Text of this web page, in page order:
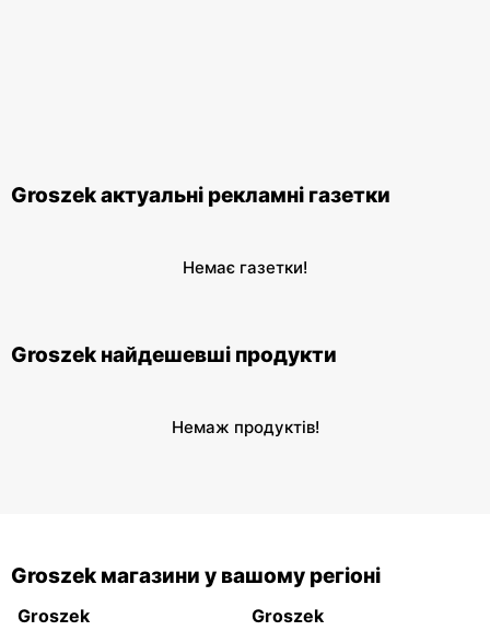
Groszek актуальні рекламні газетки
Немає газетки!
Groszek найдешевші продукти
Немаж продуктів!
Groszek магазини у вашому регіоні
Groszek Groszek